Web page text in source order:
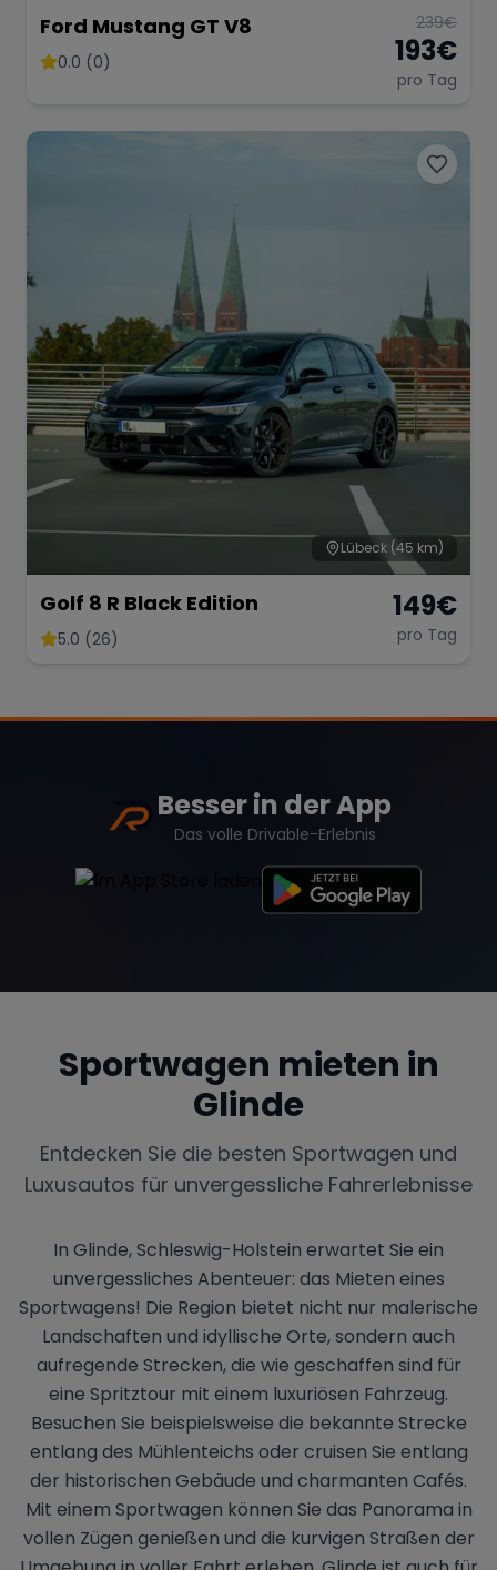
Ford Mustang GT V8
0.0 (0)
239€
193€
pro Tag
Lübeck (45 km)
Golf 8 R Black Edition
5.0 (26)
149€
pro Tag
Besser in der App
Das volle Drivable-Erlebnis
Sportwagen mieten in
Glinde
Entdecken Sie die besten Sportwagen und
Luxusautos für unvergessliche Fahrerlebnisse
In Glinde, Schleswig-Holstein erwartet Sie ein
unvergessliches Abenteuer: das Mieten eines
Sportwagens! Die Region bietet nicht nur malerische
Landschaften und idyllische Orte, sondern auch
aufregende Strecken, die wie geschaffen sind für
eine Spritztour mit einem luxuriösen Fahrzeug.
Besuchen Sie beispielsweise die bekannte Strecke
entlang des Mühlenteichs oder cruisen Sie entlang
der historischen Gebäude und charmanten Cafés.
Mit einem Sportwagen können Sie das Panorama in
vollen Zügen genießen und die kurvigen Straßen der